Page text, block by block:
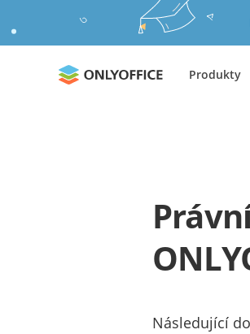
Produkty
Následující